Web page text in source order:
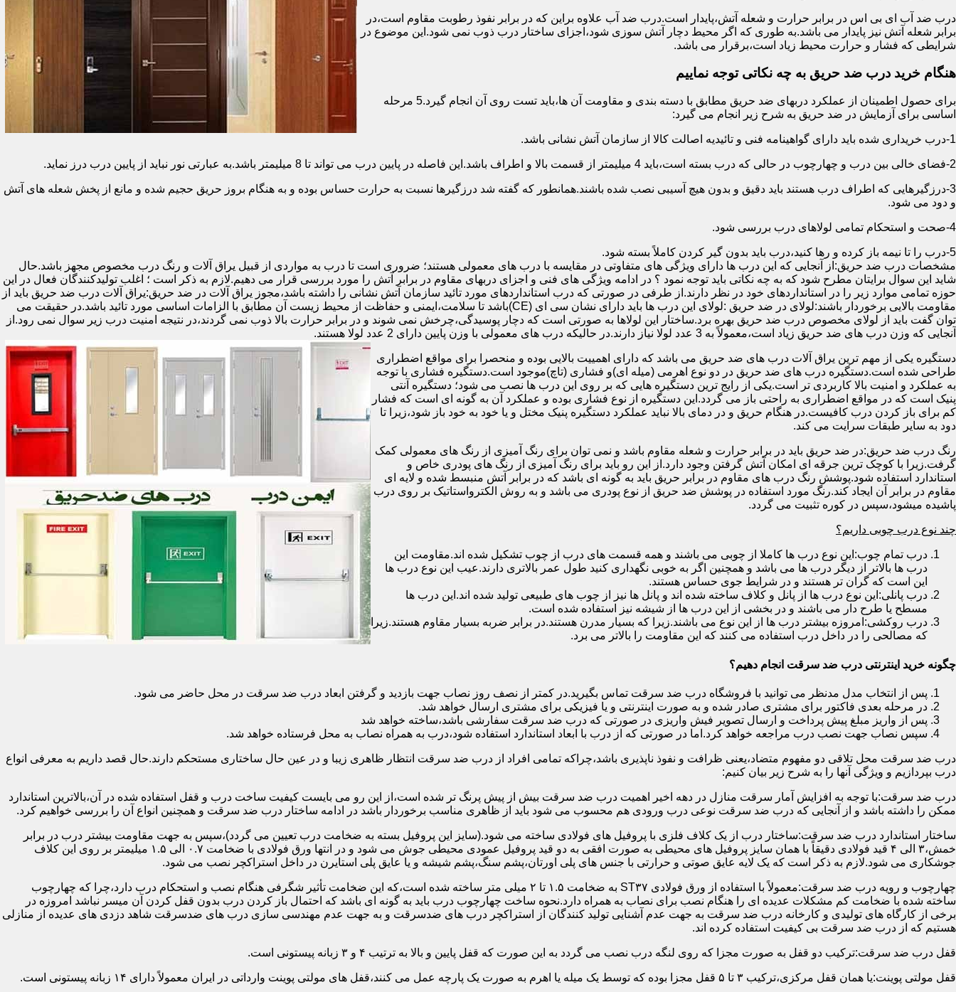
درب ضد آب ای بی اس در برابر حرارت و شعله آتش،پایدار است.درب ضد آب علاوه براین که در برابر نفوذ رطوبت مقاوم است،در
برابر شعله آتش نیز پایدار می باشد.به طوری که اگر محیط دچار آتش سوزی شود،اجزای ساختار درب ذوب نمی شود.این موضوع در
شرایطی که فشار و حرارت محیط زیاد است،برقرار می باشد.
هنگام خرید درب ضد حریق به چه نکاتی توجه نماییم
برای حصول اطمینان از عملکرد دربهای ضد حریق مطابق با دسته بندی و مقاومت آن ها،باید تست روی آن انجام گیرد.5 مرحله
اساسی برای آزمایش در ضد حریق به شرح زیر انجام می گیرد:
1-درب خریداری شده باید دارای گواهینامه فنی و تائیدیه اصالت کالا از سازمان آتش نشانی باشد.
2-فضای خالی بین درب و چهارچوب در حالی که درب بسته است،باید 4 میلیمتر از قسمت بالا و اطراف باشد.این فاصله در پایین درب می تواند تا 8 میلیمتر باشد.به عبارتی نور نباید از پایین درب درز نماید.
3-درزگیرهایی که اطراف درب هستند باید دقیق و بدون هیچ آسیبی نصب شده باشند.همانطور که گفته شد درزگیرها نسبت به حرارت حساس بوده و به هنگام بروز حریق حجیم شده و مانع از پخش شعله های آتش
و دود می شود.
4-صحت و استحکام تمامی لولاهای درب بررسی شود.
5-درب را تا نیمه باز کرده و رها کنید،درب باید بدون گیر کردن کاملاً بسته شود.
مشخصات درب ضد حریق:از آنجایی که این درب ها دارای ویژگی های متفاوتی در مقایسه با درب های معمولی هستند؛ ضروری است تا درب به مواردی از قبیل یراق آلات و رنگ درب مخصوص مجهز باشد.حال
شاید این سوال برایتان مطرح شود که به چه نکاتی باید توجه نمود ؟ در ادامه ویژگی های فنی و اجزای دربهای مقاوم در برابر آتش را مورد بررسی قرار می دهیم.لازم به ذکر است ؛ اغلب تولیدکنندگان فعال در این
حوزه تمامی موارد زیر را در استانداردهای خود در نظر دارند.از طرفی در صورتی که درب استانداردهای مورد تائید سازمان آتش نشانی را داشته باشد،مجوز یراق آلات در ضد حریق:یراق آلات درب ضد حریق باید از
مقاومت بالایی برخوردار باشند:لولای در ضد حریق :لولای این درب ها باید دارای نشان سی ای (CE)باشد تا سلامت،ایمنی و حفاظت از محیط زیست آن مطابق با الزامات اساسی مورد تائید باشد.در حقیقت می
توان گفت باید از لولای مخصوص درب ضد حریق بهره برد.ساختار این لولاها به صورتی است که دچار پوسیدگی،چرخش نمی شوند و در برابر حرارت بالا ذوب نمی گردند،در نتیجه امنیت درب زیر سوال نمی رود.از
آنجایی که وزن درب های ضد حریق زیاد است،معمولاً به 3 عدد لولا نیاز دارند.در حالیکه درب های معمولی با وزن پایین دارای 2 عدد لولا هستند.
دستگیره یکی از مهم ترین یراق آلات درب های ضد حریق می باشد که دارای اهمییت بالایی بوده و منحصرا برای مواقع اضطراری
طراحی شده است.دستگیره درب های ضد حریق در دو نوع اهرمی (میله ای)و فشاری (تاچ)موجود است.دستگیره فشاری با توجه
به عملکرد و امنیت بالا کاربردی تر است.یکی از رایج ترین دستگیره هایی که بر روی این درب ها نصب می شود؛ دستگیره آنتی
پنیک است که در مواقع اضطراری به راحتی باز می گردد.این دستگیره از نوع فشاری بوده و عملکرد آن به گونه ای است که فشار
کم برای باز کردن درب کافیست.در هنگام حریق و در دمای بالا نباید عملکرد دستگیره پنیک مختل و یا خود به خود باز شود،زیرا تا
دود به سایر طبقات سرایت می کند.
رنگ درب ضد حریق:در ضد حریق باید در برابر حرارت و شعله مقاوم باشد و نمی توان برای رنگ آمیزی از رنگ های معمولی کمک
گرفت.زیرا با کوچک ترین جرقه ای امکان آتش گرفتن وجود دارد.از این رو باید برای رنگ آمیزی از رنگ های پودری خاص و
استاندارد استفاده شود.پوشش رنگ درب های مقاوم در برابر حریق باید به گونه ای باشد که در برابر آتش منبسط شده و لایه ای
مقاوم در برابر آن ایجاد کند.رنگ مورد استفاده در پوشش ضد حریق از نوع پودری می باشد و به روش الکترواستاتیک بر روی درب
پاشیده میشود،سپس در کوره تثبیت می گردد.
چند نوع درب چوبی داریم؟
درب تمام چوب:این نوع درب ها کاملا از چوبی می باشند و همه قسمت های درب از چوب تشکیل شده اند.مقاومت این
درب ها بالاتر از دیگر درب ها می باشد و همچنین اگر به خوبی نگهداری کنید طول عمر بالاتری دارند.عیب این نوع درب ها
این است که گران تر هستند و در شرایط جوی حساس هستند.
درب پانلی:این نوع درب ها از پانل و کلاف ساخته شده اند و پانل ها نیز از چوب های طبیعی تولید شده اند.این درب ها
مسطح یا طرح دار می باشند و در بخشی از این درب ها از شیشه نیز استفاده شده است.
درب روکشی:امروزه بیشتر درب ها از این نوع می باشند.زیرا که بسیار مدرن هستند.در برابر ضربه بسیار مقاوم هستند.زیرا
که مصالحی را در داخل درب استفاده می کنند که این مقاومت را بالاتر می برد.
چگونه خرید اینترنتی درب ضد سرقت انجام دهیم؟
پس از انتخاب مدل مدنظر می توانید با فروشگاه درب ضد سرقت تماس بگیرید.در کمتر از نصف روز نصاب جهت بازدید و گرفتن ابعاد درب ضد سرقت در محل حاضر می شود.
در مرحله بعدی فاکتور برای مشتری صادر شده و به صورت اینترنتی و یا فیزیکی برای مشتری ارسال خواهد شد.
پس از واریز مبلغ پیش پرداخت و ارسال تصویر فیش واریزی در صورتی که درب ضد سرقت سفارشی باشد،ساخته خواهد شد
سپس نصاب جهت نصب درب مراجعه خواهد کرد.اما در صورتی که از درب با ابعاد استاندارد استفاده شود،درب به همراه نصاب به محل فرستاده خواهد شد.
درب ضد سرقت محل تلاقی دو مفهوم متضاد،یعنی ظرافت و نفوذ ناپذیری باشد،چراکه تمامی افراد از درب ضد سرقت انتظار ظاهری زیبا و در عین حال ساختاری مستحکم دارند.حال قصد داریم به معرفی انواع
درب بپردازیم و ویژگی آنها را به شرح زیر بیان کنیم:
درب ضد سرقت:با توجه به افزایش آمار سرقت منازل در دهه اخیر اهمیت درب ضد سرقت بیش از پیش پرنگ تر شده است،از این رو می بایست کیفیت ساخت درب و قفل استفاده شده در آن،بالاترین استاندارد
ممکن را داشته باشد و از آنجایی که درب ضد سرقت نوعی درب ورودی هم محسوب می شود باید از ظاهری مناسب برخوردار باشد در ادامه ساختار درب ضد سرقت و همچنین انواع آن را بررسی خواهیم کرد.
ساختار استاندارد درب ضد سرقت:ساختار درب از یک کلاف فلزی با پروفیل های فولادی ساخته می شود.(سایز این پروفیل بسته به ضخامت درب تعیین می گردد)،سپس به جهت مقاومت بیشتر درب در برابر
خمش،۳ الی ۴ قید فولادی دقیقاً با همان سایز پروفیل های محیطی به صورت افقی به دو قید پروفیل عمودی محیطی جوش می شود و در انتها ورق فولادی با ضخامت ۰.۷ الی ۱.۵ میلیمتر بر روی این کلاف
جوشکاری می شود.لازم به ذکر است که یک لایه عایق صوتی و حرارتی با جنس های پلی اورتان،پشم سنگ،پشم شیشه و یا عایق پلی استایرن در داخل استراکچر نصب می شود.
چهارچوب و رویه درب ضد سرقت:معمولاً با استفاده از ورق فولادی ST۳۷ به ضخامت ۱.۵ تا ۲ میلی متر ساخته شده است،که این ضخامت تأثیر شگرفی هنگام نصب و استحکام درب دارد،چرا که چهارچوب
ساخته شده با ضخامت کم مشکلات عدیده ای را هنگام نصب برای نصاب به همراه دارد.نحوه ساخت چهارچوب درب باید به گونه ای باشد که احتمال باز کردن درب بدون قفل کردن آن میسر نباشد امروزه در
برخی از کارگاه های تولیدی و کارخانه درب ضد سرقت به جهت عدم آشنایی تولید کنندگان از استراکچر درب های ضدسرقت و به جهت عدم مهندسی سازی درب های ضدسرقت شاهد دزدی های عدیده از منازلی
هستیم که از درب ضد سرقت بی کیفیت استفاده کرده اند.
قفل درب ضد سرقت:ترکیب دو قفل به صورت مجزا که روی لنگه درب نصب می گردد به این صورت که قفل پایین و بالا به ترتیب ۴ و ۳ زبانه پیستونی است.
قفل مولتی پوینت:یا همان قفل مرکزی،ترکیب ۳ تا ۵ قفل مجزا بوده که توسط یک میله یا اهرم به صورت یک پارچه عمل می کنند،قفل های مولتی پوینت وارداتی در ایران معمولاً دارای ۱۴ زبانه پیستونی است.